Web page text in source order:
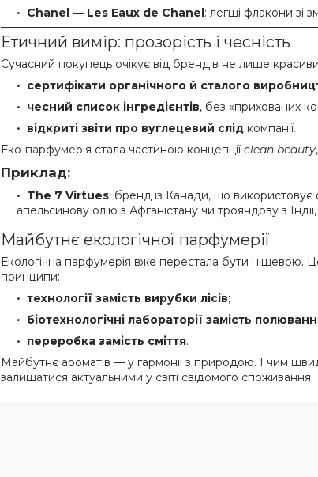
Chanel — Les Eaux de Chanel: легші флакони зі
Етичний вимір: прозорість і чесність
Сучасний покупець очікує від брендів не лише
сертифікати органічного й сталого
чесний список інгредієнтів, без «прихованих
відкриті звіти про вуглецевий слід компанії.
Еко-парфумерія стала частиною концепціїclean beauty
Приклад:
The 7 Virtues: бренд із Канади, що використовує
апельсинову олію з Афганістану чи трояндову з
Майбутнє екологічної парфумерії
Екологічна парфумерія вже перестала бути нішевою.
принципи:
технології замість вирубки лісів;
біотехнологічні лабораторії замість
переробка замість сміття.
Майбутнє ароматів — у гармонії з природою. І чим
залишатися актуальними у світі свідомого споживання.